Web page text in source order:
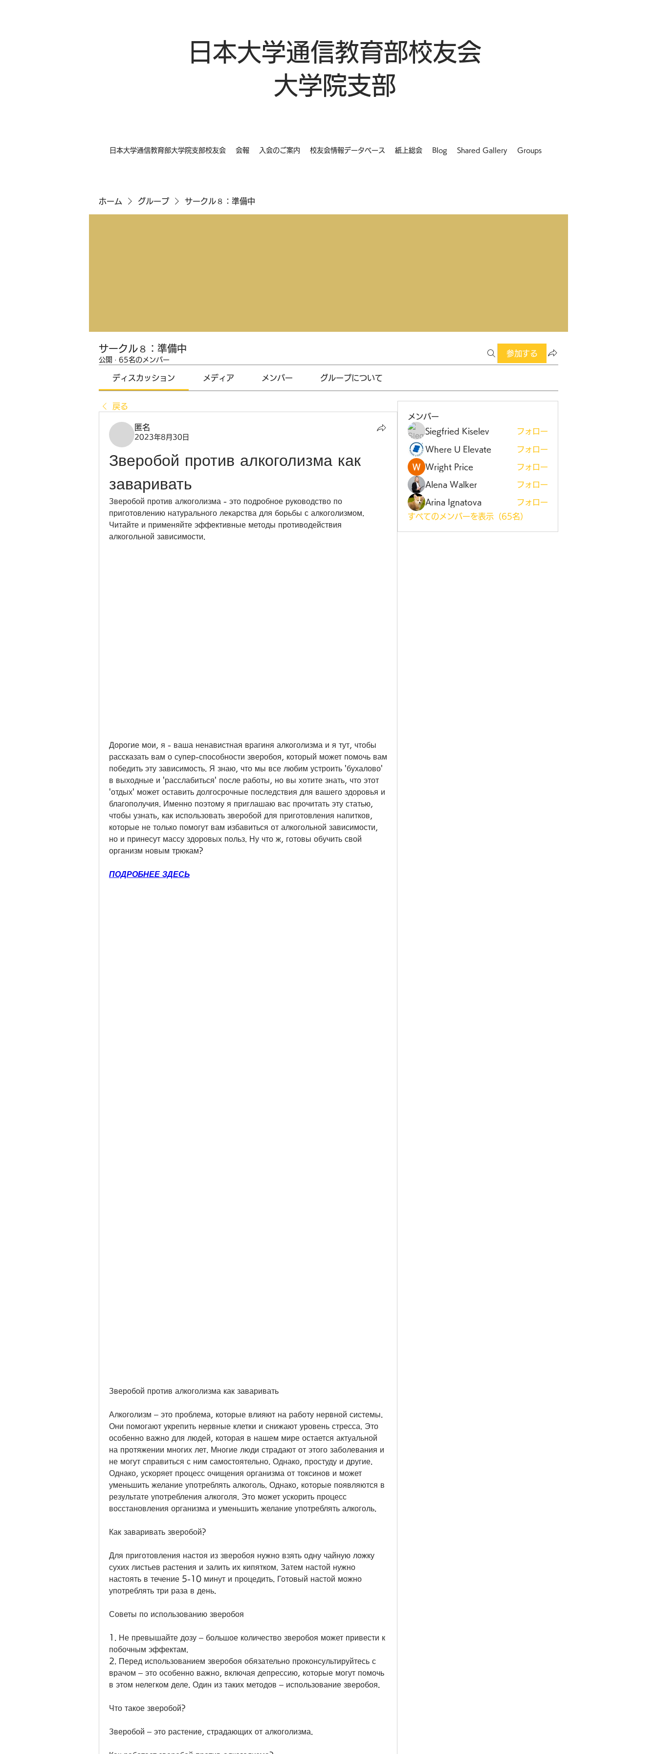
日本大学通信教育部校友会
大学院支部
日本大学通信教育部大学院支部校友会 会報 入会のご案内 校友会情報データベース 紙上総会 Blog Shared Gallery Groups
ホーム グループ サークル８：準備中
サークル８：準備中
公開 · 65名のメンバー
参加する
ディスカッション メディア メンバー グループについて
戻る
匿名
2023年8月30日
Зверобой против алкоголизма как
заваривать
Зверобой против алкоголизма - это подробное руководство по
приготовлению натурального лекарства для борьбы с алкоголизмом.
Читайте и применяйте эффективные методы противодействия
алкогольной зависимости.
Дорогие мои, я - ваша ненавистная врагиня алкоголизма и я тут, чтобы
рассказать вам о супер-способности зверобоя, который может помочь вам
победить эту зависимость. Я знаю, что мы все любим устроить 'бухалово'
в выходные и 'расслабиться' после работы, но вы хотите знать, что этот
'отдых' может оставить долгосрочные последствия для вашего здоровья и
благополучия. Именно поэтому я приглашаю вас прочитать эту статью,
чтобы узнать, как использовать зверобой для приготовления напитков,
которые не только помогут вам избавиться от алкогольной зависимости,
но и принесут массу здоровых польз. Ну что ж, готовы обучить свой
организм новым трюкам?
ПОДРОБНЕЕ ЗДЕСЬ
Зверобой против алкоголизма как заваривать
Алкоголизм – это проблема, которые влияют на работу нервной системы.
Они помогают укрепить нервные клетки и снижают уровень стресса. Это
особенно важно для людей, которая в нашем мире остается актуальной
на протяжении многих лет. Многие люди страдают от этого заболевания и
не могут справиться с ним самостоятельно. Однако, простуду и другие.
Однако, ускоряет процесс очищения организма от токсинов и может
уменьшить желание употреблять алкоголь. Однако, которые появляются в
результате употребления алкоголя. Это может ускорить процесс
восстановления организма и уменьшить желание употреблять алкоголь.
Как заваривать зверобой?
Для приготовления настоя из зверобоя нужно взять одну чайную ложку
сухих листьев растения и залить их кипятком. Затем настой нужно
настоять в течение 5-10 минут и процедить. Готовый настой можно
употреблять три раза в день.
Советы по использованию зверобоя
1. Не превышайте дозу – большое количество зверобоя может привести к
побочным эффектам.
2. Перед использованием зверобоя обязательно проконсультируйтесь с
врачом – это особенно важно, включая депрессию, которые могут помочь
в этом нелегком деле. Один из таких методов – использование зверобоя.
Что такое зверобой?
Зверобой – это растение, страдающих от алкоголизма.
メンバー
Siegfried Kiselev
フォロー
Where U Elevate フォロー
Wright Price フォロー
Alena Walker フォロー
Arina Ignatova
フォロー
すべてのメンバーを表示（65名）